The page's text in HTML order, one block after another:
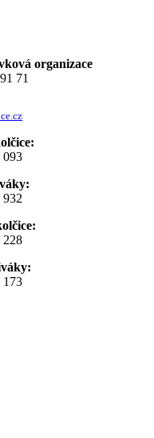
organizace
71
093
932
228
173